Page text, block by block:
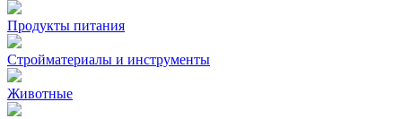
Продукты питания
Стройматериалы и инструменты
Животные